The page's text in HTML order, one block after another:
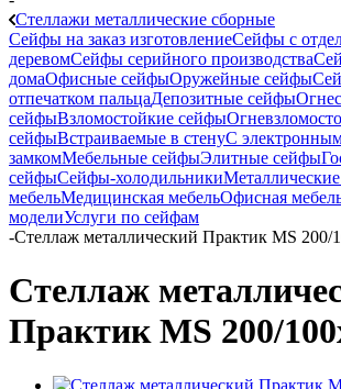
Стеллажи металлические сборные
Сейфы на заказ изготовлениеСейфы с
деревомСейфы серийного производства
домаОфисные сейфыОружейные сейфы
отпечатком пальцаДепозитные сейфы
сейфыВзломостойкие сейфы
сейфыВстраиваемые в стенуС
замкомМебельные сейфыЭлитные сейфы
сейфыСейфы-холодильники
мебельМедицинская мебельОфисная
моделиУслуги по сейфам
-Стеллаж металлический Практик MS 200/
Стеллаж
Практик MS 200/